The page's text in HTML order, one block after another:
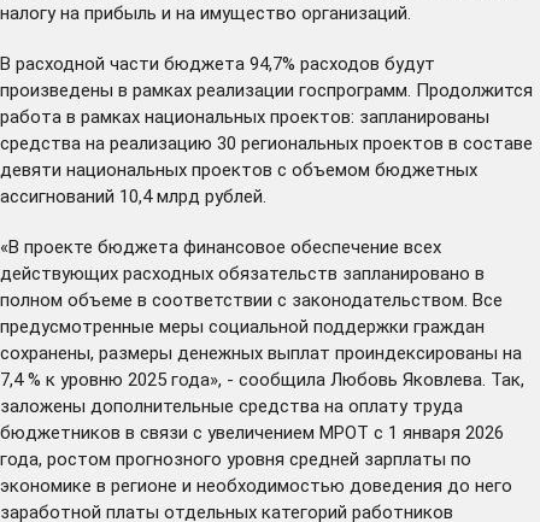
налогу на прибыль и на имущество организаций.
В расходной части бюджета 94,7% расходов будут
произведены в рамках реализации госпрограмм. Продолжится
работа в рамках национальных проектов: запланированы
средства на реализацию 30 региональных проектов в составе
девяти национальных проектов с объемом бюджетных
ассигнований 10,4 млрд рублей.
«В проекте бюджета финансовое обеспечение всех
действующих расходных обязательств запланировано в
полном объеме в соответствии с законодательством. Все
предусмотренные меры социальной поддержки граждан
сохранены, размеры денежных выплат проиндексированы на
7,4 % к уровню 2025 года», - сообщила Любовь Яковлева. Так,
заложены дополнительные средства на оплату труда
бюджетников в связи с увеличением МРОТ с 1 января 2026
года, ростом прогнозного уровня средней зарплаты по
экономике в регионе и необходимостью доведения до него
заработной платы отдельных категорий работников